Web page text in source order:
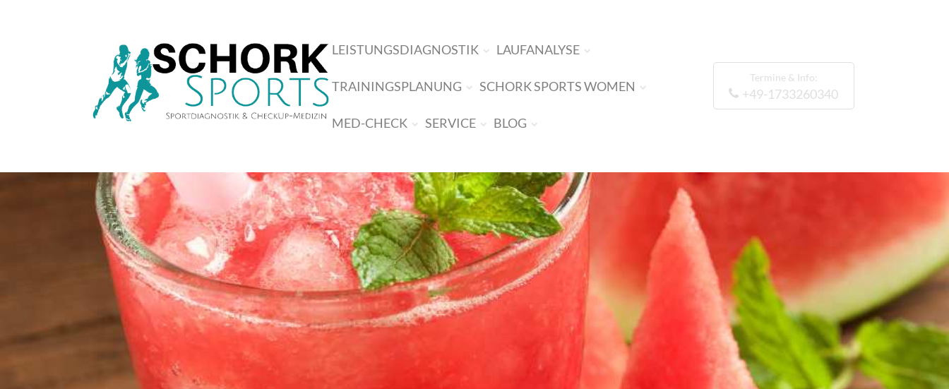
LEISTUNGSDIAGNOSTIK LAUFANALYSE
TRAININGSPLANUNG SCHORK SPORTS WOMEN
MED-CHECK SERVICE BLOG
Termine & Info:
+49-1733260340